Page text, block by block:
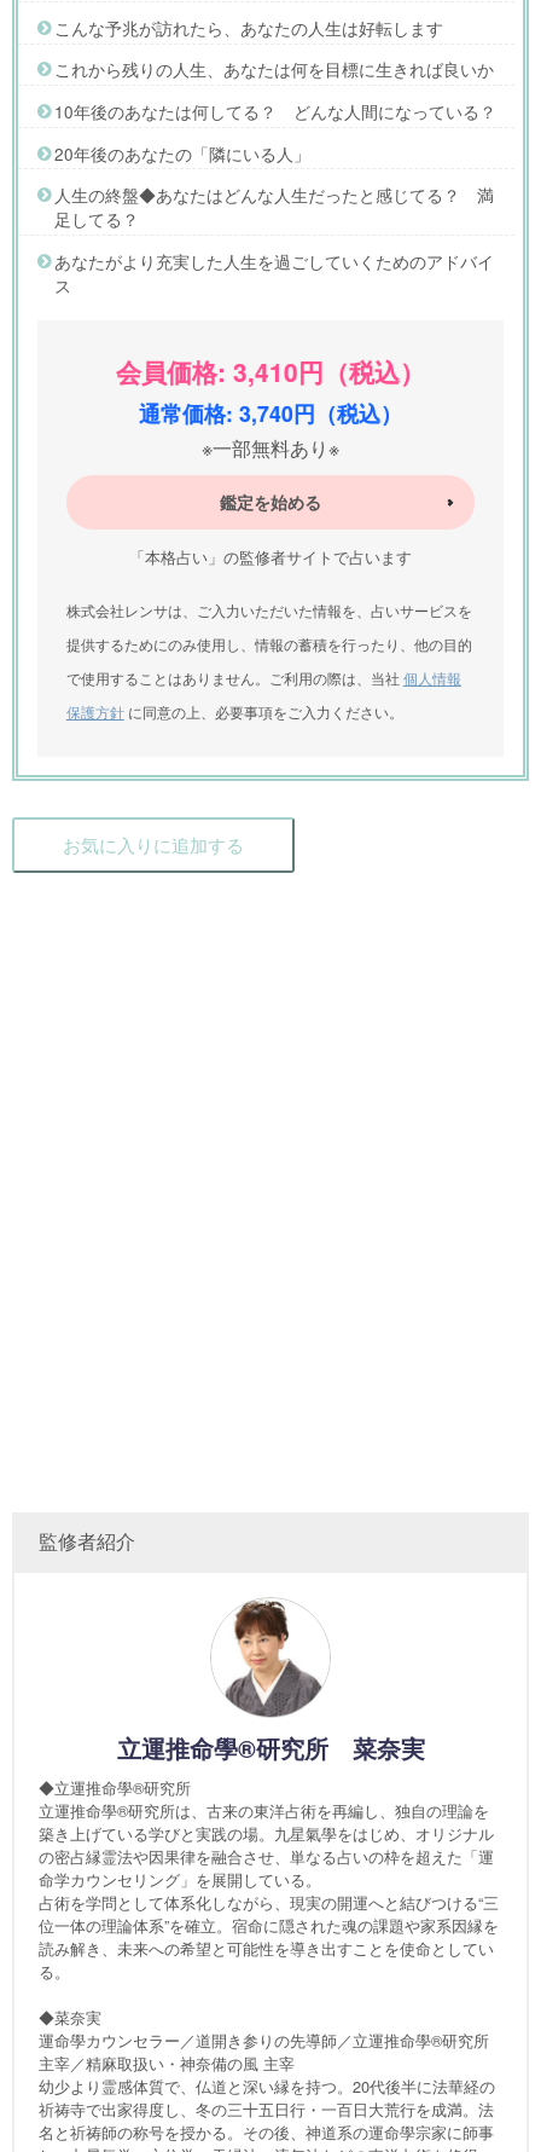
こんな予兆が訪れたら、あなたの人生は好転します
これから残りの人生、あなたは何を目標に生きれば良いか
10年後のあなたは何してる？ どんな人間になっている？
20年後のあなたの「隣にいる人」
人生の終盤◆あなたはどんな人生だったと感じてる？ 満
足してる？
あなたがより充実した人生を過ごしていくためのアドバイ
ス
会員価格: 3,410円（税込）
通常価格: 3,740円（税込）
※一部無料あり※
鑑定を始める
「本格占い」の監修者サイトで占います
株式会社レンサは、ご入力いただいた情報を、占いサービスを
提供するためにのみ使用し、情報の蓄積を行ったり、他の目的
で使用することはありません。ご利用の際は、当社 個人情報
保護方針に同意の上、必要事項をご入力ください。
お気に入りに追加する
監修者紹介
立運推命學®研究所 菜奈実
◆立運推命學®研究所
立運推命學®研究所は、古来の東洋占術を再編し、独自の理論を
築き上げている学びと実践の場。九星氣學をはじめ、オリジナル
の密占縁霊法や因果律を融合させ、単なる占いの枠を超えた「運
命学カウンセリング」を展開している。
占術を学問として体系化しながら、現実の開運へと結びつける“三
位一体の理論体系”を確立。宿命に隠された魂の課題や家系因縁を
読み解き、未来への希望と可能性を導き出すことを使命としてい
る。
◆菜奈実
運命學カウンセラー／道開き参りの先導師／立運推命學®研究所
主宰／精麻取扱い・神奈備の風 主宰
幼少より霊感体質で、仏道と深い縁を持つ。20代後半に法華経の
祈祷寺で出家得度し、冬の三十五日行・一百日大荒行を成満。法
名と祈祷師の称号を授かる。その後、神道系の運命學宗家に師事